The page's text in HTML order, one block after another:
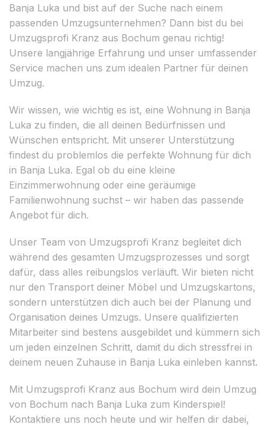
Banja Luka und bist auf der Suche nach einem
passenden Umzugsunternehmen? Dann bist du bei
Umzugsprofi Kranz aus Bochum genau richtig!
Unsere langjährige Erfahrung und unser umfassender
Service machen uns zum idealen Partner für deinen
Umzug.
Wir wissen, wie wichtig es ist, eine Wohnung in Banja
Luka zu finden, die all deinen Bedürfnissen und
Wünschen entspricht. Mit unserer Unterstützung
findest du problemlos die perfekte Wohnung für dich
in Banja Luka. Egal ob du eine kleine
Einzimmerwohnung oder eine geräumige
Familienwohnung suchst – wir haben das passende
Angebot für dich.
Unser Team von Umzugsprofi Kranz begleitet dich
während des gesamten Umzugsprozesses und sorgt
dafür, dass alles reibungslos verläuft. Wir bieten nicht
nur den Transport deiner Möbel und Umzugskartons,
sondern unterstützen dich auch bei der Planung und
Organisation deines Umzugs. Unsere qualifizierten
Mitarbeiter sind bestens ausgebildet und kümmern sich
um jeden einzelnen Schritt, damit du dich stressfrei in
deinem neuen Zuhause in Banja Luka einleben kannst.
Mit Umzugsprofi Kranz aus Bochum wird dein Umzug
von Bochum nach Banja Luka zum Kinderspiel!
Kontaktiere uns noch heute und wir helfen dir dabei,